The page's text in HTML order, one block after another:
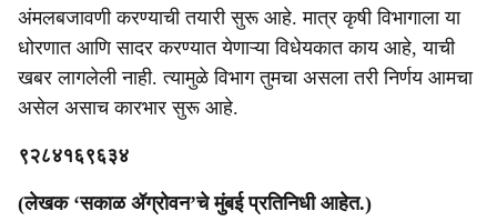
अंमलबजावणी करण्याची तयारी सुरू आहे. मात्र कृषी विभागाला या
धोरणात आणि सादर करण्यात येणाऱ्या विधेयकात काय आहे, याची
खबर लागलेली नाही. त्यामुळे विभाग तुमचा असला तरी निर्णय आमचा
असेल असाच कारभार सुरू आहे.
९२८४१६९६३४
(लेखक ‘सकाळ ॲग्रोवन’चे मुंबई प्रतिनिधी आहेत.)